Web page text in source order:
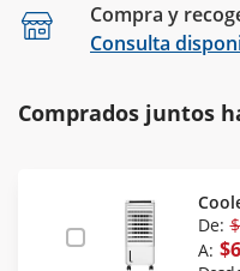
Compra y
Consulta
Comprados juntos
De:
A: